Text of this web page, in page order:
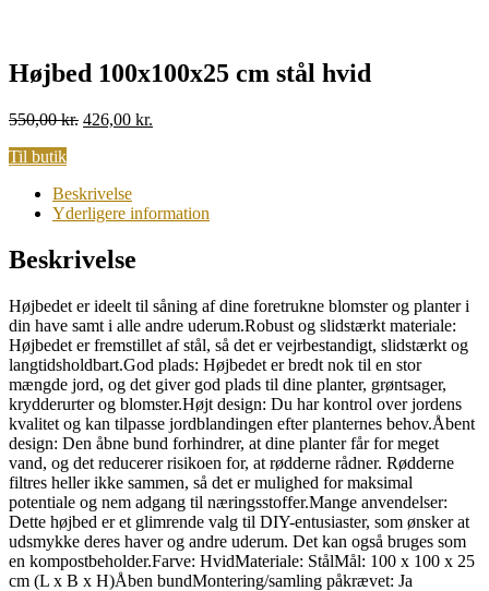
Højbed 100x100x25 cm stål hvid
550,00kr. Original
426,00 kr.
Til butik
Beskrivelse
Yderligere information
Beskrivelse
Højbedet er ideelt til såning af dine foretrukne blomster og planter i
din have samt i alle andre uderum.Robust og slidstærkt materiale:
Højbedet er fremstillet af stål, så det er vejrbestandigt, slidstærkt og
langtidsholdbart.God plads: Højbedet er bredt nok til en stor
mængde jord, og det giver god plads til dine planter, grøntsager,
krydderurter og blomster.Højt design: Du har kontrol over jordens
kvalitet og kan tilpasse jordblandingen efter planternes behov.Åbent
design: Den åbne bund forhindrer, at dine planter får for meget
vand, og det reducerer risikoen for, at rødderne rådner. Rødderne
filtres heller ikke sammen, så det er mulighed for maksimal
potentiale og nem adgang til næringsstoffer.Mange anvendelser:
Dette højbed er et glimrende valg til DIY-entusiaster, som ønsker at
udsmykke deres haver og andre uderum. Det kan også bruges som
en kompostbeholder.Farve: HvidMateriale: StålMål: 100 x 100 x 25
cm (L x B x H)Åben bundMontering/samling påkrævet: Ja